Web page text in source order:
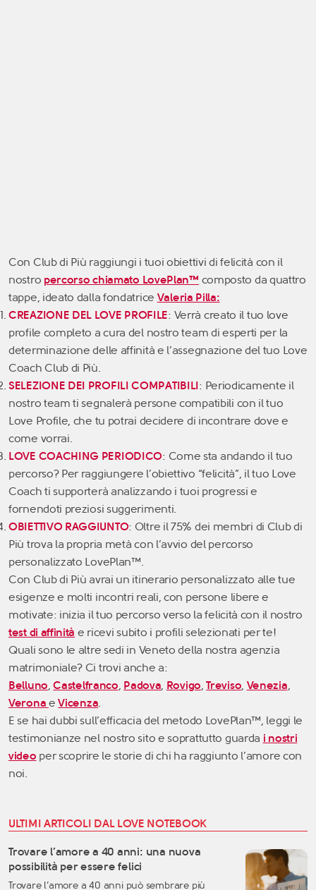
Con Club di Più raggiungi i tuoi obiettivi di felicità con il
nostro percorso chiamato LovePlan™ composto da quattro
tappe, ideato dalla fondatrice Valeria Pilla:
CREAZIONE DEL LOVE PROFILE: Verrà creato il tuo love
profile completo a cura del nostro team di esperti per la
determinazione delle affinità e l’assegnazione del tuo Love
Coach Club di Più.
SELEZIONE DEI PROFILI COMPATIBILI: Periodicamente il
nostro team ti segnalerà persone compatibili con il tuo
Love Profile, che tu potrai decidere di incontrare dove e
come vorrai.
LOVE COACHING PERIODICO: Come sta andando il tuo
percorso? Per raggiungere l’obiettivo “felicità”, il tuo Love
Coach ti supporterà analizzando i tuoi progressi e
fornendoti preziosi suggerimenti.
OBIETTIVO RAGGIUNTO: Oltre il 75% dei membri di Club di
Più trova la propria metà con l’avvio del percorso
personalizzato LovePlan™.
Con Club di Più avrai un itinerario personalizzato alle tue
esigenze e molti incontri reali, con persone libere e
motivate: inizia il tuo percorso verso la felicità con il nostro
test di affinità e ricevi subito i profili selezionati per te!
Quali sono le altre sedi in Veneto della nostra agenzia
matrimoniale? Ci trovi anche a:
Belluno,Castelfranco, Padova, Rovigo,Treviso, Venezia,
Verona eVicenza.
E se hai dubbi sull’efficacia del metodo LovePlan™, leggi le
testimonianze nel nostro sito e soprattutto guarda i nostri
video per scoprire le storie di chi ha raggiunto l’amore con
noi.
ULTIMI ARTICOLI DAL LOVE NOTEBOOK
Trovare l’amore a 40 anni: una nuova
possibilità per essere felici
Trovare l’amore a 40 anni può sembrare più